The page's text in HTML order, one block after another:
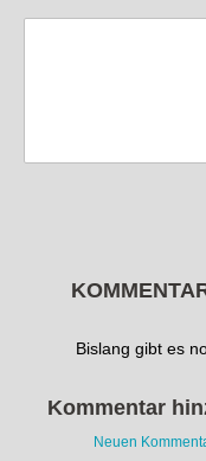
Bislang gibt es
Kommentar
Neuen